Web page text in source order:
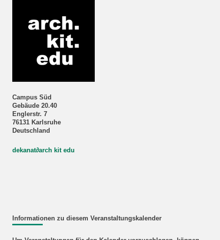
Campus Süd
Gebäude 20.40
Englerstr. 7
76131 Karlsruhe
Deutschland
dekanat∂arch kit edu
Informationen zu diesem Veranstaltungskalender